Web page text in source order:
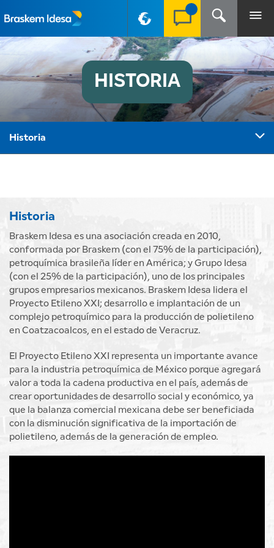
PT-BR
HISTORIA
Historia
Historia
Braskem Idesa es una asociación creada en 2010,
conformada por Braskem (con el 75% de la participación),
petroquímica brasileña líder en América; y Grupo Idesa
(con el 25% de la participación), uno de los principales
grupos empresarios mexicanos. Braskem Idesa lidera el
Proyecto Etileno XXI; desarrollo e implantación de un
complejo petroquímico para la producción de polietileno
en Coatzacoalcos, en el estado de Veracruz.
El Proyecto Etileno XXI representa un importante avance
para la industria petroquímica de México porque agregará
valor a toda la cadena productiva en el país, además de
crear oportunidades de desarrollo social y económico, ya
que la balanza comercial mexicana debe ser beneficiada
con la disminución significativa de la importación de
polietileno, además de la generación de empleo.